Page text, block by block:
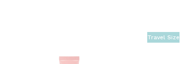
Travel Size